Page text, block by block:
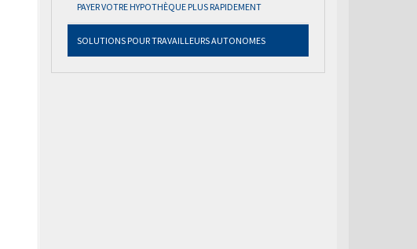
PAYER VOTRE HYPOTHÈQUE PLUS RAPIDEMENT
SOLUTIONS POUR TRAVAILLEURS AUTONOMES